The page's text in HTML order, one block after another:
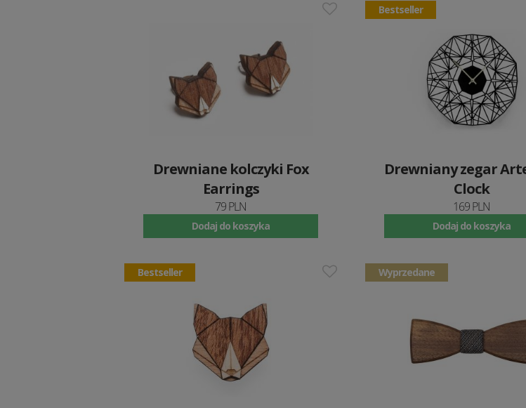
Drewniane kolczyki Fox
Earrings
79 PLN
Dodaj do koszyka
Bestseller
Drewniany zegar
Clock
169 PLN
Dodaj do koszyka
Bestseller Wyprzedane